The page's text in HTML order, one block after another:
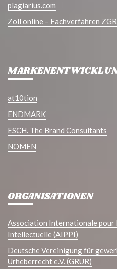
plagiarius.com
Zoll online – Fachverfahren
at10tion
ENDMARK
ESCH. The Brand Consultants
NOMEN
ORGANISATIONEN
Association Internationale
Intellectuelle (AIPPI)
Deutsche Vereinigung für
Urheberrecht e.V. (GRUR)